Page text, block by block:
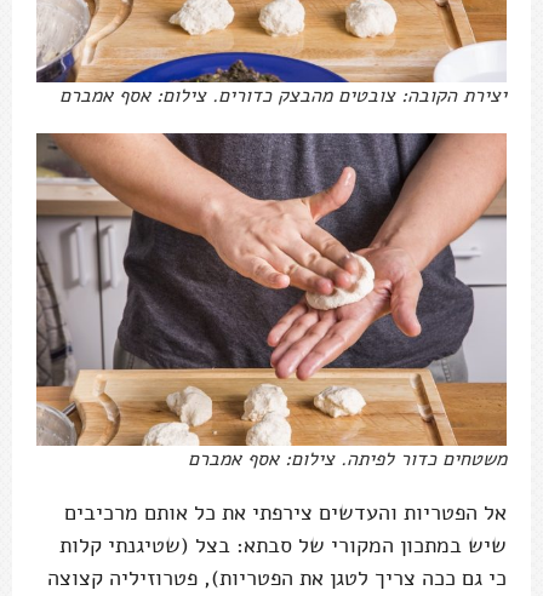
יצירת הקובה: צובטים מהבצק כדורים. צילום: אסף אמברם
משטחים כדור לפיתה. צילום: אסף אמברם
אל הפטריות והעדשים צירפתי את כל אותם מרכיבים
שיש במתכון המקורי של סבתא: בצל (שטיגנתי קלות
כי גם ככה צריך לטגן את הפטריות), פטרוזיליה קצוצה